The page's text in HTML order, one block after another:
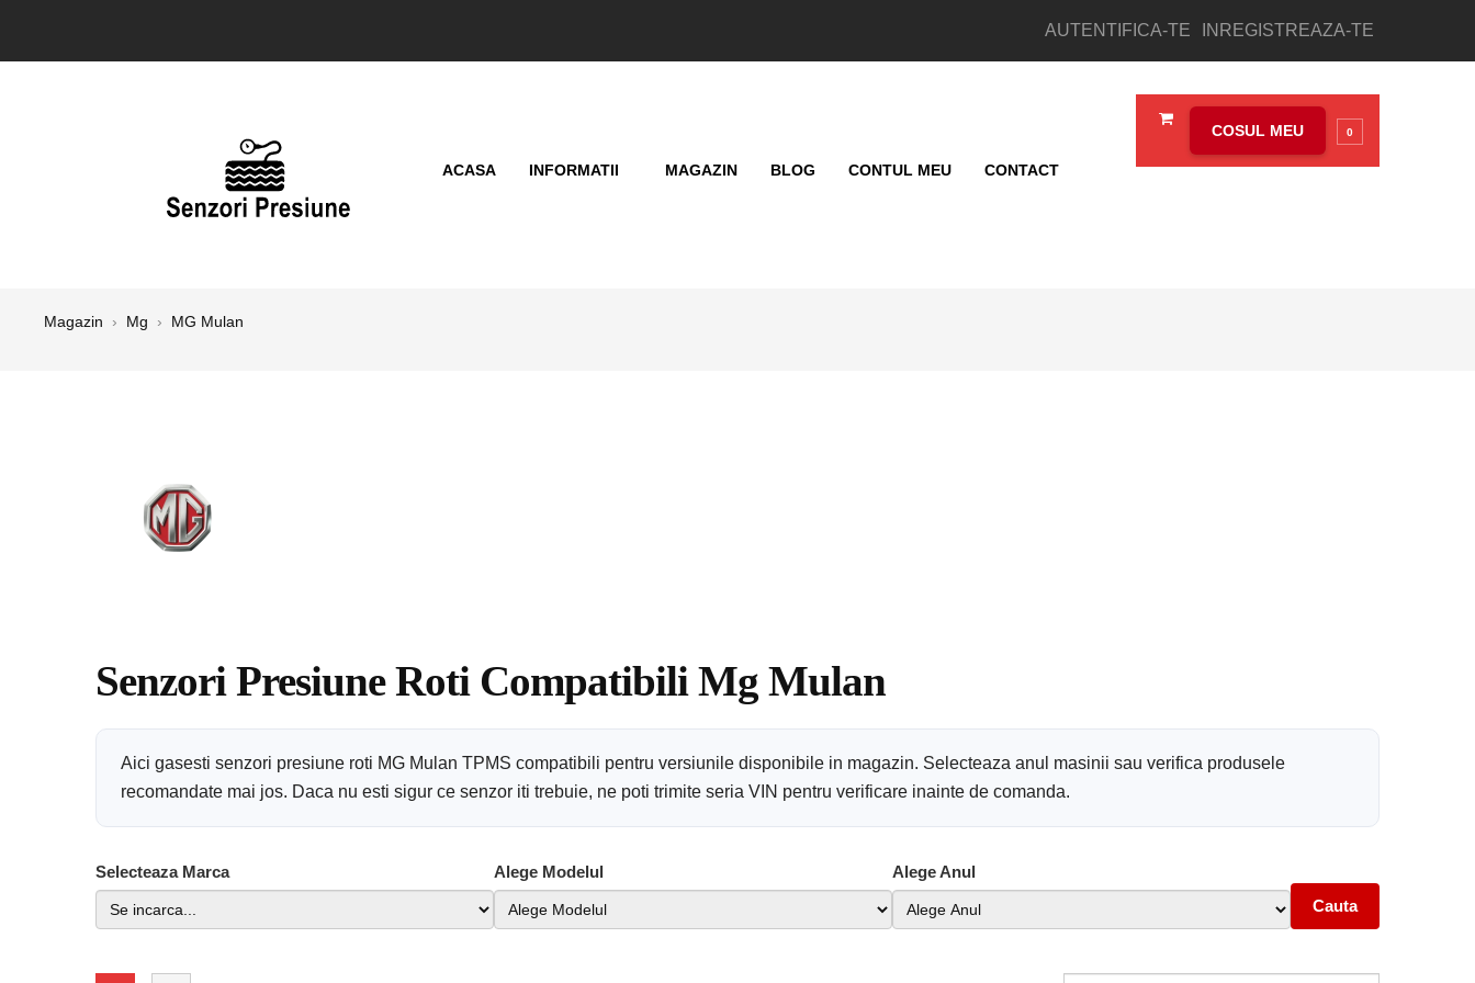
AUTENTIFICA-TE INREGISTREAZA-TE
COSUL MEU 0
ACASA INFORMATII MAGAZIN BLOG CONTUL MEU CONTACT
Magazin › Mg › MG Mulan
Senzori Presiune Roti Compatibili Mg Mulan
Aici gasesti senzori presiune roti MG Mulan TPMS compatibili pentru versiunile disponibile in magazin. Selecteaza anul masinii sau verifica produsele
recomandate mai jos. Daca nu esti sigur ce senzor iti trebuie, ne poti trimite seria VIN pentru verificare inainte de comanda.
Selecteaza Marca Alege Modelul
Alege Anul
Cauta